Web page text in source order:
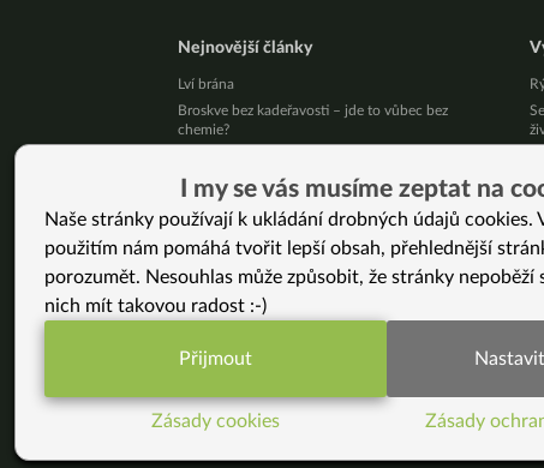
Nejnovější články
Lví brána
Broskve bez kadeřavosti – jde to vůbec bez
chemie?
let bez jediného důkazu
Léky mi snížili na minimum a štítná žláza se
zlepšila (Martina, 41 let)
Živý kurz vaření v Brně 25. 8. 2026
Přestaňte bojovat samy se sebou
10 tipů, jak zpracovat letní jablíčka
Už vás unavuje, že někdo pořád řeší, jak byste
Pět kilo mít a nemít je podstatný rozdíl!
Jak podpořit své zdraví v srpnu
9
8
I my se vás musíme zeptat na
Naše stránky používají k ukládání drobných údajů cookies.
použitím nám pomáhá tvořit lepší obsah, přehlednější
porozumět. Nesouhlas může způsobit, že stránky nepoběží
nich mít takovou radost :-)
Přijmout
Zásady cookies Zásady